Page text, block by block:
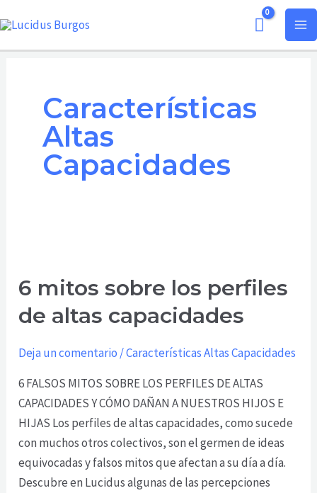
al
contenido
Características
Altas
Capacidades
6 mitos sobre los perfiles
de altas capacidades
Deja un comentario /Características Altas Capacidades
6 FALSOS MITOS SOBRE LOS PERFILES DE ALTAS
CAPACIDADES Y CÓMO DAÑAN A NUESTROS HIJOS E
HIJAS Los perfiles de altas capacidades, como sucede
con muchos otros colectivos, son el germen de ideas
equivocadas y falsos mitos que afectan a su día a día.
Descubre en Lucidus algunas de las percepciones
sobre
los
perfiles
de
altas
capacidades